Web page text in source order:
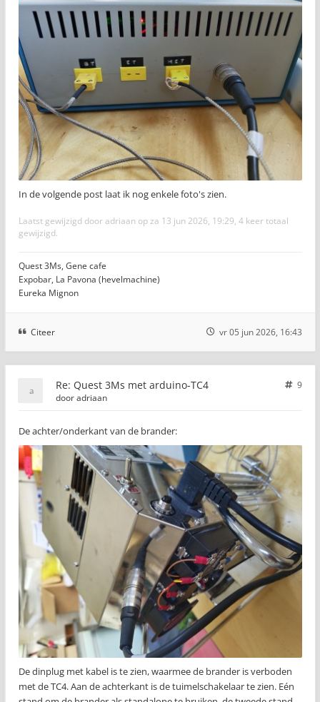
In de volgende post laat ik nog enkele foto's zien.
Laatst gewijzigd dooradriaan op za 13 jun 2026, 19:29, 4 keer totaal
gewijzigd.
Quest 3Ms, Gene cafe
Expobar, La Pavona (hevelmachine)
Eureka Mignon
Citeer vr 05 jun 2026, 16:43
Re: Quest 3Ms met arduino-TC4
9
dooradriaan
De achter/onderkant van de brander:
De dinplug met kabel is te zien, waarmee de brander is verboden
met de TC4. Aan de achterkant is de tuimelschakelaar te zien. Eén